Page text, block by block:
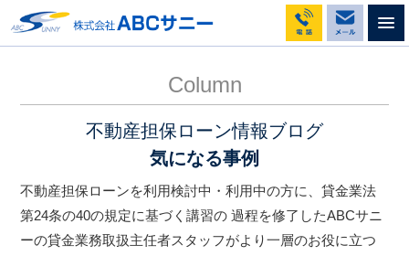
法人経営者が新規事業立ち上げの個人開業融資利用
Column
不動産担保ローン情報ブログ
気になる事例
不動産担保ローンを利用検討中・利用中の方に、貸金業法
第24条の40の規定に基づく講習の 過程を修了したABCサニ
ーの貸金業務取扱主任者スタッフがより一層のお役に立つ